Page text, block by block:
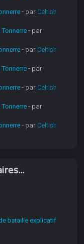
- par Celtish
Tonnerre - par
- par Celtish
Tonnerre - par
- par Celtish
Tonnerre - par
- par Celtish
bataille explicatif